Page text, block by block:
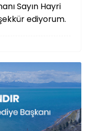
Sayın Hayri
ediyorum.